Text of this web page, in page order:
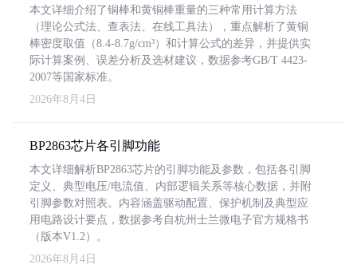
本文详细介绍了铜棒和黄铜棒重量的三种常用计算方法
（理论公式法、查表法、在线工具法），重点解析了黄铜
棒密度取值（8.4-8.7g/cm³）和计算公式的差异，并提供实
际计算案例、误差分析及选材建议，数据参考GB/T 4423-
2007等国家标准。
2026年8月4日
BP2863芯片各引脚功能
本文详细解析BP2863芯片的引脚功能及参数，包括各引脚
定义、典型电压/电流值、内部逻辑关系等核心数据，并附
引脚参数对照表。内容涵盖驱动配置、保护机制及典型应
用电路设计要点，数据参考自杭州士兰微电子官方规格书
（版本V1.2）。
2026年8月4日